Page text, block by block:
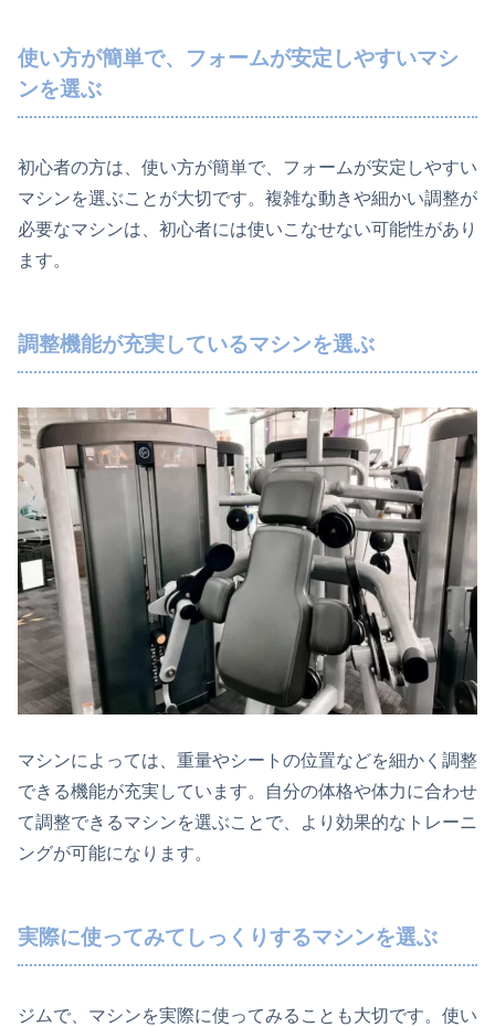
使い方が簡単で、フォームが安定しやすいマシ
ンを選ぶ
初心者の方は、使い方が簡単で、フォームが安定しやすい
マシンを選ぶことが大切です。複雑な動きや細かい調整が
必要なマシンは、初心者には使いこなせない可能性があり
ます。
調整機能が充実しているマシンを選ぶ
マシンによっては、重量やシートの位置などを細かく調整
できる機能が充実しています。自分の体格や体力に合わせ
て調整できるマシンを選ぶことで、より効果的なトレーニ
ングが可能になります。
実際に使ってみてしっくりするマシンを選ぶ
ジムで、マシンを実際に使ってみることも大切です。使い